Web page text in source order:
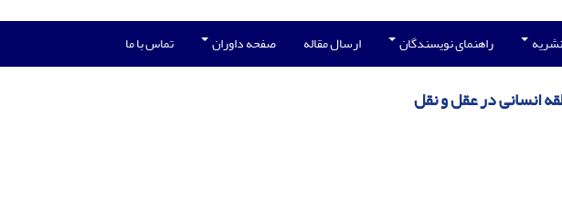
راهنمای نویسندگان ارسال مقاله صفحه داوران تماس با ما
انسانی در عقل و نقل